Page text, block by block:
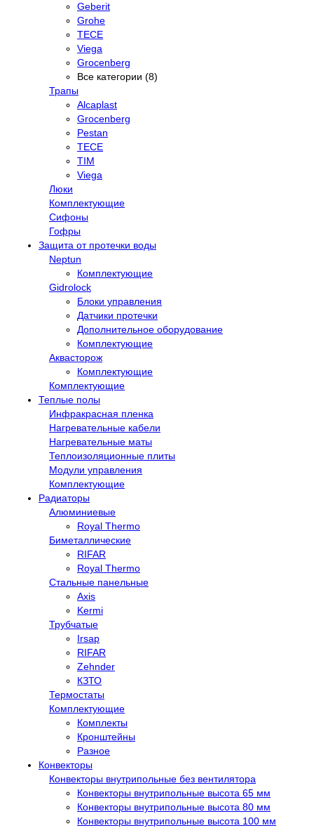
Geberit
Grohe
TECE
Viega
Grocenberg
Все категории (8)
Трапы
Alcaplast
Grocenberg
Pestan
TECE
TIM
Viega
Люки
Комплектующие
Сифоны
Гофры
Защита от протечки воды
Neptun
Комплектующие
Gidrolock
Блоки управления
Датчики протечки
Дополнительное оборудование
Комплектующие
Аквасторож
Комплектующие
Комплектующие
Теплые полы
Инфракрасная пленка
Нагревательные кабели
Нагревательные маты
Теплоизоляционные плиты
Модули управления
Комплектующие
Радиаторы
Алюминиевые
Royal Thermo
Биметаллические
RIFAR
Royal Thermo
Стальные панельные
Axis
Kermi
Трубчатые
Irsap
RIFAR
Zehnder
КЗТО
Термостаты
Комплектующие
Комплекты
Кронштейны
Разное
Конвекторы
Конвекторы внутрипольные без вентилятора
Конвекторы внутрипольные высота 65 мм
Конвекторы внутрипольные высота 80 мм
Конвекторы внутрипольные высота 100 мм